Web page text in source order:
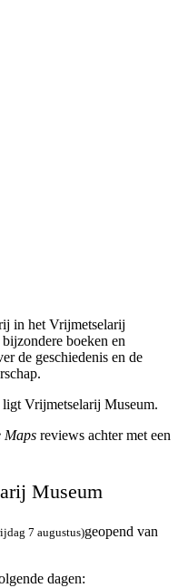
in het Vrijmetselarij
boeken en
de geschiedenis en de
ligt Vrijmetselarij Museum.
Maps reviews achter met een
Museum
7 augustus)geopend van
dagen: